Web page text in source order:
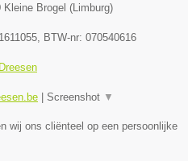
Kleine Brogel (Limburg)
, BTW-nr: 070540616
| Screenshot ▼
wij ons cliënteel op een persoonlijke